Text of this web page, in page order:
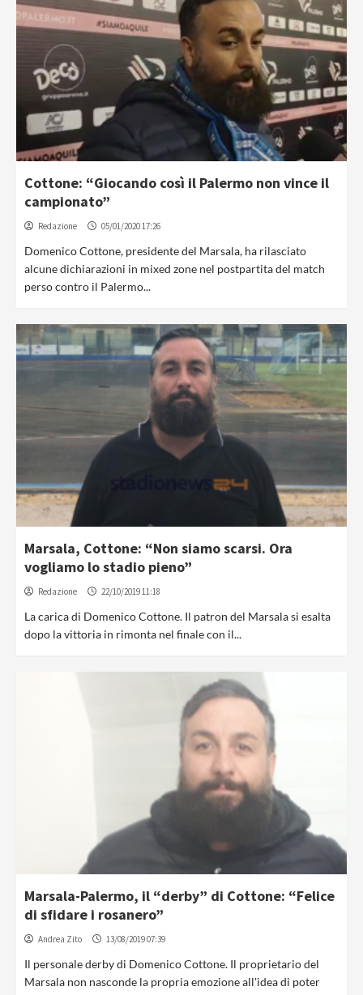
Cottone: “Giocando così il Palermo non vince il
campionato”
Redazione 05/01/2020 17:26
Domenico Cottone, presidente del Marsala, ha rilasciato
alcune dichiarazioni in mixed zone nel postpartita del match
perso contro il Palermo...
Marsala, Cottone: “Non siamo scarsi. Ora
vogliamo lo stadio pieno”
Redazione 22/10/2019 11:18
La carica di Domenico Cottone. Il patron del Marsala si esalta
dopo la vittoria in rimonta nel finale con il...
Marsala-Palermo, il “derby” di Cottone: “Felice
di sfidare i rosanero”
Andrea Zito 13/08/2019 07:39
Il personale derby di Domenico Cottone. Il proprietario del
Marsala non nasconde la propria emozione all'idea di poter